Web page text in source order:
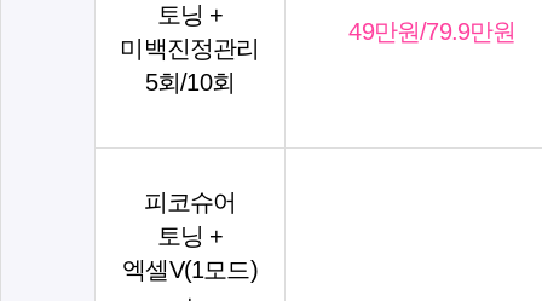
토닝 +
미백진정관리
5회/10회
49만원/79.9만원
피코슈어
토닝 +
엑셀V(1모드)